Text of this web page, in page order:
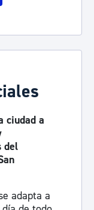
ciudad a
del
adapta a